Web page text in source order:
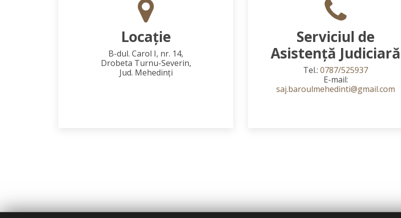
Locaţie
B-dul. Carol I, nr. 14,
Drobeta Turnu-Severin,
Jud. Mehedinţi
Serviciul de
Asistență Judiciară
Tel.: 0787/525937
E-mail:
saj.baroulmehedinti@gmail.com